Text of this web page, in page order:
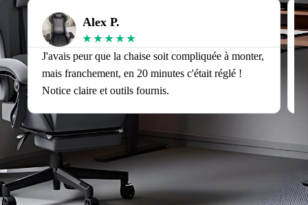
Alex P.
★ ★ ★ ★ ★
J'avais peur que la chaise soit compliquée à monter,
mais franchement, en 20 minutes c'était réglé !
Notice claire et outils fournis.